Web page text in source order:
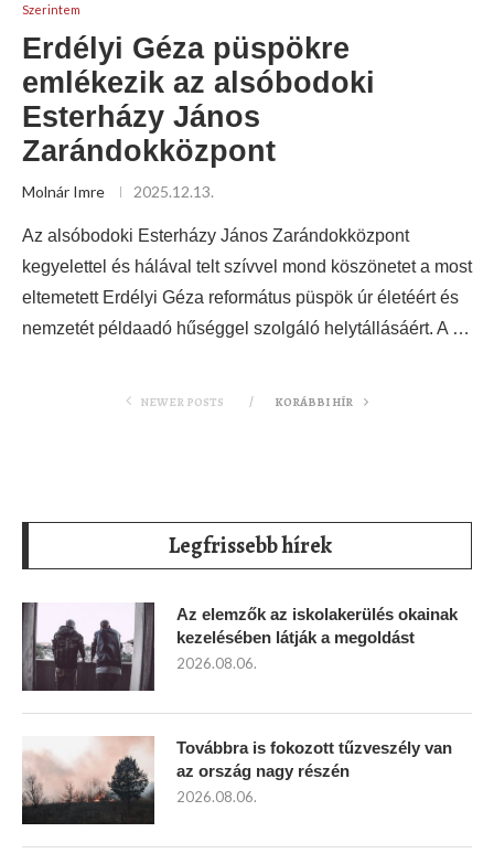
Szerintem
Erdélyi Géza püspökre
emlékezik az alsóbodoki
Esterházy János
Zarándokközpont
Molnár Imre 2025.12.13.
Az alsóbodoki Esterházy János Zarándokközpont
kegyelettel és hálával telt szívvel mond köszönetet a most
eltemetett Erdélyi Géza református püspök úr életéért és
nemzetét példaadó hűséggel szolgáló helytállásáért. A …
NEWER POSTS KORÁBBI HÍR
Legfrissebb hírek
Az elemzők az iskolakerülés okainak
kezelésében látják a megoldást
2026.08.06.
Továbbra is fokozott tűzveszély van
az ország nagy részén
2026.08.06.